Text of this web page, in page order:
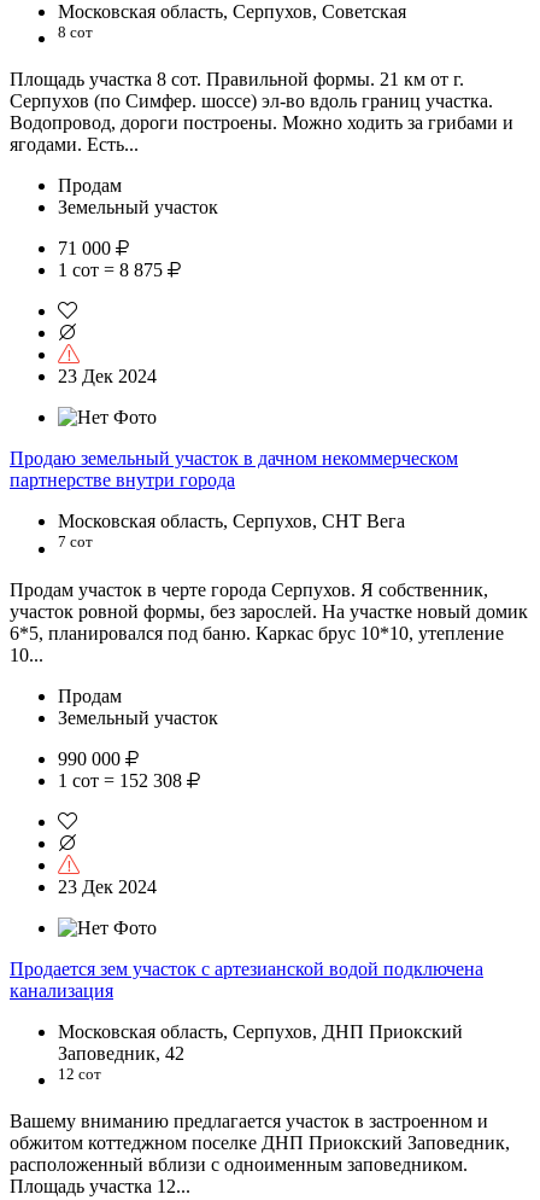
Московская область, Серпухов, Советская
8 сот
Площадь участка 8 сот. Правильной формы. 21 км от г.
Серпухов (по Симфер. шоссе) эл-во вдоль границ участка.
Водопровод, дороги построены. Можно ходить за грибами и
ягодами. Есть...
Продам
Земельный участок
71 000
1 сот = 8 875
23 Дек 2024
Продаю земельный участок в дачном некоммерческом
партнерстве внутри города
Московская область, Серпухов, СНТ Вега
7 сот
Продам участок в черте города Серпухов. Я собственник,
участок ровной формы, без зарослей. На участке новый домик
6*5, планировался под баню. Каркас брус 10*10, утепление
10...
Продам
Земельный участок
990 000
1 сот = 152 308
23 Дек 2024
Продается зем участок c артезианской водой подключена
канализация
Московская область, Серпухов, ДНП Приокский
Заповедник, 42
12 сот
Вашему вниманию предлагается участок в застроенном и
обжитом коттеджном поселке ДНП Приокский Заповедник,
расположенный вблизи с одноименным заповедником.
Площадь участка 12...